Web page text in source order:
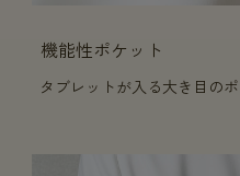
機能性ポケット
タブレットが入る大き目のポ